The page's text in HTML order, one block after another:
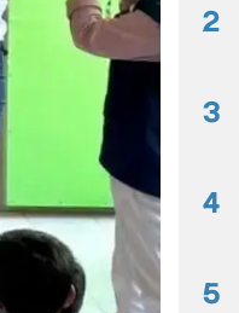
2
3
4
5